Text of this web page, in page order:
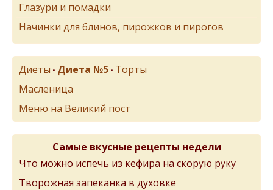
Глазури и помадки
Начинки для блинов, пирожков и пирогов
Диеты • Диета №5 • Торты
Масленица
Меню на Великий пост
Самые вкусные рецепты недели
Что можно испечь из кефира на скорую руку
Творожная запеканка в духовке